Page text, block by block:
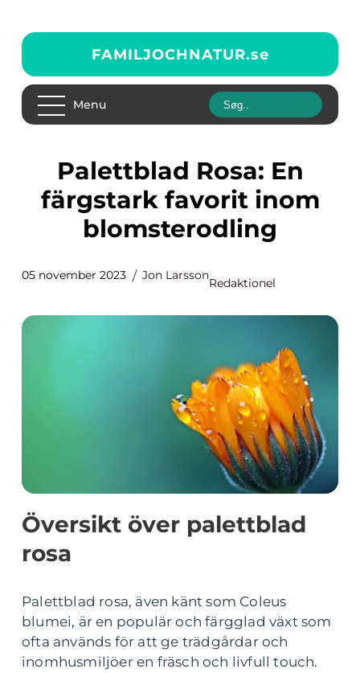
FAMILJOCHNATUR.se
Menu
Palettblad Rosa: En
färgstark favorit inom
blomsterodling
05 november 2023 Jon Larsson
Redaktionel
Översikt över palettblad
rosa
Palettblad rosa, även känt som Coleus
blumei, är en populär och färgglad växt som
ofta används för att ge trädgårdar och
inomhusmiljöer en fräsch och livfull touch.